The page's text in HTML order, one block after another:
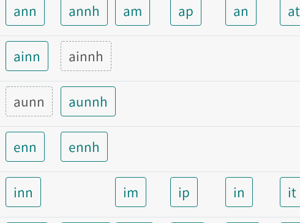
ann annh am ap an at
ainn ainnh
aunn aunnh
enn ennh
inn im ip in it